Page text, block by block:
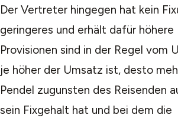
Der Vertreter hingegen hat kein
geringeres und erhält dafür höhere
Provisionen sind in der Regel vom
je höher der Umsatz ist, desto
Pendel zugunsten des Reisenden
sein Fixgehalt hat und bei dem die